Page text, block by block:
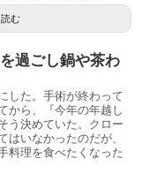
む
過ごし鍋や茶わ
した。手術が終わって
から、『今年の年越し
う決めていた。クロー
はいなかったのだが、
料理を食べたくなった